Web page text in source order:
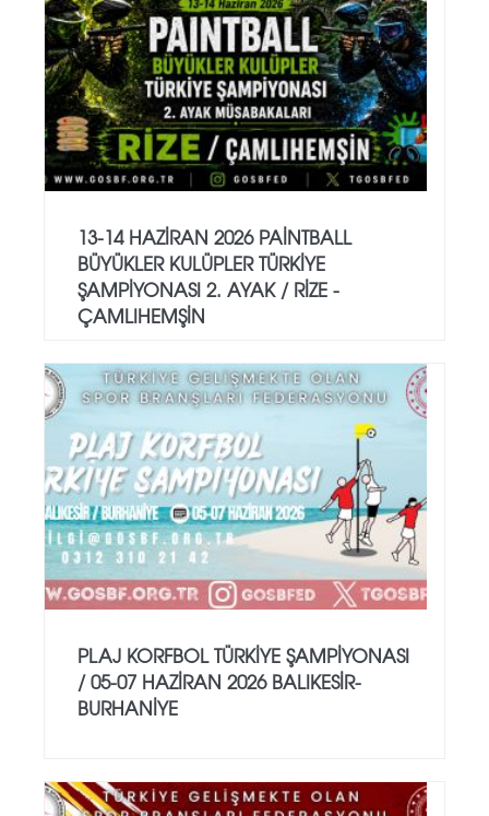
13-14 HAZİRAN 2026 PAİNTBALL
BÜYÜKLER KULÜPLER TÜRKİYE
ŞAMPİYONASI 2. AYAK / RİZE -
ÇAMLIHEMŞİN
PLAJ KORFBOL TÜRKİYE ŞAMPİYONASI
/ 05-07 HAZİRAN 2026 BALIKESİR-
BURHANİYE